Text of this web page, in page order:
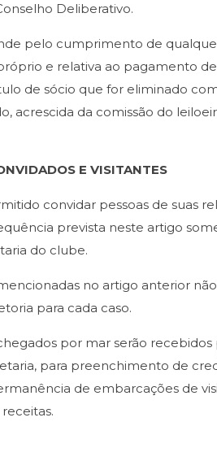
Deliberativo.
pelo cumprimento de
e relativa ao pagamento
de sócio que for eliminado
acrescida da comissão do
E VISITANTES
convidar pessoas de suas
prevista neste artigo
do clube.
no artigo anterior
para cada caso.
chegados por mar serão
para preenchimento de
de embarcações de